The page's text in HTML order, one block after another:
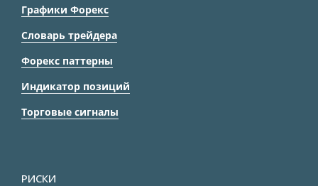
Графики Форекс
Словарь трейдера
Форекс паттерны
Индикатор позиций
Торговые сигналы
РИСКИ